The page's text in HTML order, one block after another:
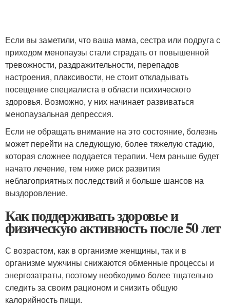
Если вы заметили, что ваша мама, сестра или подруга с
приходом менопаузы стали страдать от повышенной
тревожности, раздражительности, перепадов
настроения, плаксивости, не стоит откладывать
посещение специалиста в области психического
здоровья. Возможно, у них начинает развиваться
менопаузальная депрессия.
Если не обращать внимание на это состояние, болезнь
может перейти на следующую, более тяжелую стадию,
которая сложнее поддается терапии. Чем раньше будет
начато лечение, тем ниже риск развития
неблагоприятных последствий и больше шансов на
выздоровление.
Как поддерживать здоровье и
физическую активность после 50 лет
С возрастом, как в организме женщины, так и в
организме мужчины снижаются обменные процессы и
энергозатраты, поэтому необходимо более тщательно
следить за своим рационом и снизить общую
калорийность пищи.